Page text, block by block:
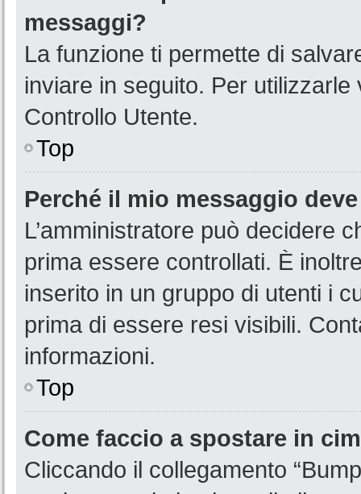
messaggi?
La funzione ti permette di
inviare in seguito. Per utilizzarle
Controllo Utente.
Top
Perché il mio messaggio
L’amministratore può decidere
prima essere controllati. È
inserito in un gruppo di utenti i
prima di essere resi visibili.
informazioni.
Top
Come faccio a spostare in
Cliccando il collegamento